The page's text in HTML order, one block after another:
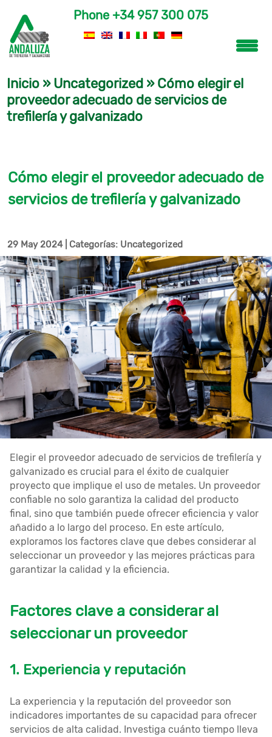
Phone +34 957 300 075
Inicio »Uncategorized »Cómo elegir el
proveedor adecuado de servicios de
trefilería y galvanizado
Cómo elegir el proveedor adecuado de
servicios de trefilería y galvanizado
29 May 2024| Categorías: Uncategorized
Elegir el proveedor adecuado de servicios de trefilería y
galvanizado es crucial para el éxito de cualquier
proyecto que implique el uso de metales. Un proveedor
confiable no solo garantiza la calidad del producto
final, sino que también puede ofrecer eficiencia y valor
añadido a lo largo del proceso. En este artículo,
exploramos los factores clave que debes considerar al
seleccionar un proveedor y las mejores prácticas para
garantizar la calidad y la eficiencia.
Factores clave a considerar al
seleccionar un proveedor
1. Experiencia y reputación
La experiencia y la reputación del proveedor son
indicadores importantes de su capacidad para ofrecer
servicios de alta calidad. Investiga cuánto tiempo lleva